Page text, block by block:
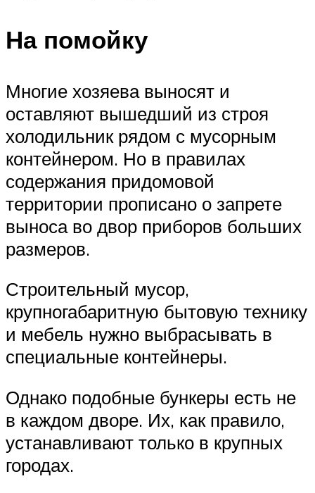
На помойку
Многие хозяева выносят и
оставляют вышедший из строя
холодильник рядом с мусорным
контейнером. Но в правилах
содержания придомовой
территории прописано о запрете
выноса во двор приборов больших
размеров.
Строительный мусор,
крупногабаритную бытовую технику
и мебель нужно выбрасывать в
специальные контейнеры.
Однако подобные бункеры есть не
в каждом дворе. Их, как правило,
устанавливают только в крупных
городах.